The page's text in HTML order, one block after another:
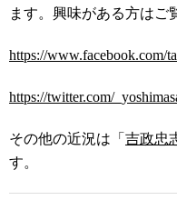
ます。興味がある方はご
https://www.facebook.com/
https://twitter.com/
その他の近況は「 吉政忠
す。